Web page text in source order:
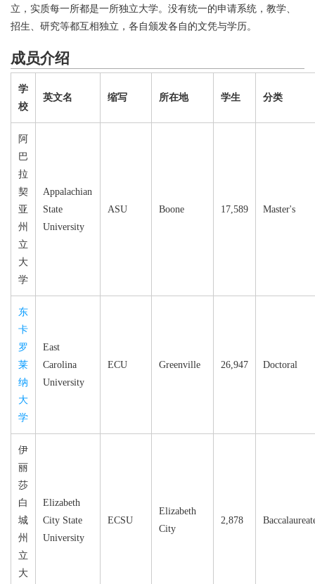
立，实质每一所都是一所独立大学。没有统一的申请系统，教学、
招生、研究等都互相独立，各自颁发各自的文凭与学历。
成员介绍
学
校
英文名 缩写 所在地 学生 分类
阿
巴
拉
契
亚
州
立
大
学
Appalachian
State
University
ASU Boone 17,589 Master's
东
卡
罗
莱
纳
大
学
East
Carolina
University
ECU Greenville 26,947 Doctoral
伊
丽
莎
白
城
州
立
大
Elizabeth
City State
University
ECSU
Elizabeth
City
2,878